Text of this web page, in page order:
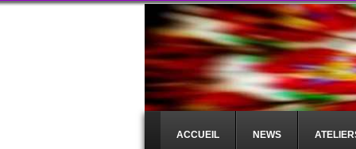
ACCUEIL NEWS